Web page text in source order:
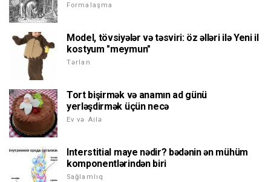
Formalaşma
Model, tövsiyələr və təsviri: öz əlləri ilə Yeni il
kostyum "meymun"
Tərlan
Tort bişirmək və anamın ad günü
yerləşdirmək üçün necə
Ev və Ailə
Interstitial maye nədir? bədənin ən mühüm
komponentlərindən biri
Sağlamlıq